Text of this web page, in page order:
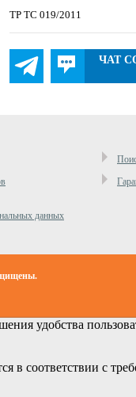
ТР ТС 019/2011
ЧАТ
данных
удобства
в соответствии с